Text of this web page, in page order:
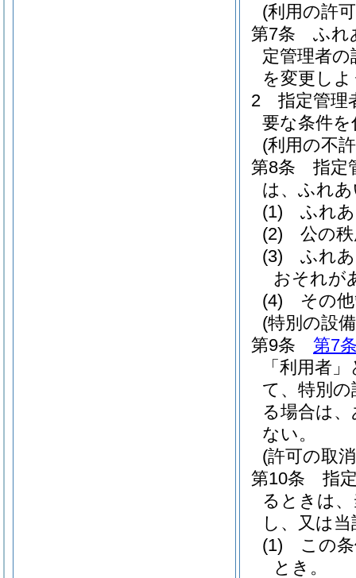
(利用の許
第7条
ふれ
定管理者
を変更し
2
指定管理
要な条件
(利用の不
第8条
指定
は、ふれ
(1)
ふれ
(2)
公の
(3)
ふれ
おそれが
(4)
その
(特別の設
第9条
第7
「利用者
て、特別
る場合は
ない。
(許可の取
第10条
指
るときは
し、又は
(1)
この
とき。